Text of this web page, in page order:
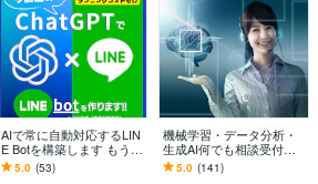
AIで常に自動対応するLIN
E Botを構築します もう
「よくある質問」対応はA
Iにお任せ！数百件の実績
5.0 (53)
機械学習・データ分析・
生成AI何でも相談受付ま
す あなたの生成AI、本当
に正しく動いています
5.0 (141)